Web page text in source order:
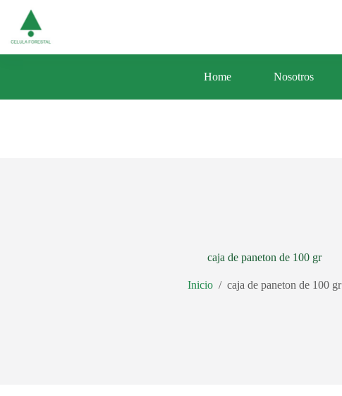
contenido
Home Nosotros
caja de paneton de 100 gr
Inicio / caja de paneton de 100 gr